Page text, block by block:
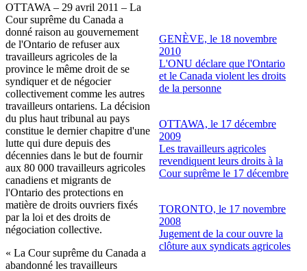
GENÈVE, le 18 novembre
2010
L'ONU déclare que l'Ontario
et le Canada violent les droits
de la personne
OTTAWA, le 17 décembre
2009
Les travailleurs agricoles
revendiquent leurs droits à la
Cour suprême le 17 décembre
TORONTO, le 17 novembre
2008
Jugement de la cour ouvre la
clôture aux syndicats agricoles
OTTAWA – 29 avril 2011 – La
Cour suprême du Canada a
donné raison au gouvernement
de l'Ontario de refuser aux
travailleurs agricoles de la
province le même droit de se
syndiquer et de négocier
collectivement comme les autres
travailleurs ontariens. La décision
du plus haut tribunal au pays
constitue le dernier chapitre d'une
lutte qui dure depuis des
décennies dans le but de fournir
aux 80 000 travailleurs agricoles
canadiens et migrants de
l'Ontario des protections en
matière de droits ouvriers fixés
par la loi et des droits de
négociation collective.
« La Cour suprême du Canada a
abandonné les travailleurs